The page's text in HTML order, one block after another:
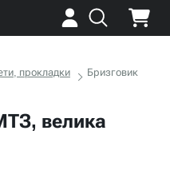
прокладки
Бризговик
велика